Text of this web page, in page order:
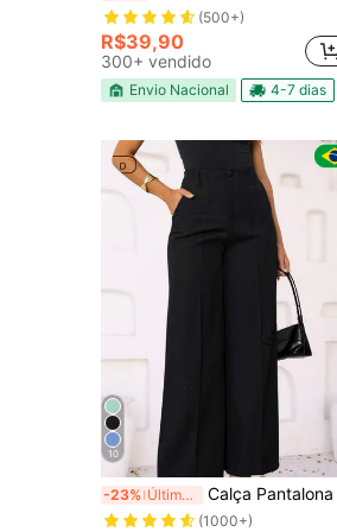
(500+)
R$39,90
300+ vendido
Envio Nacional 4-7 dias
10
-23% Últimos 2 dias Calça Pantalona Alfaiataria Social Tecido-LuisTwill Feminina Cintura Alta
(1000+)